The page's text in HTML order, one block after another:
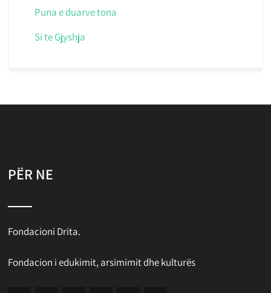
Puna e duarve tona
Si te Gjyshja
PËR NE
Fondacioni Drita.
Fondacion i edukimit, arsimimit dhe kulturës